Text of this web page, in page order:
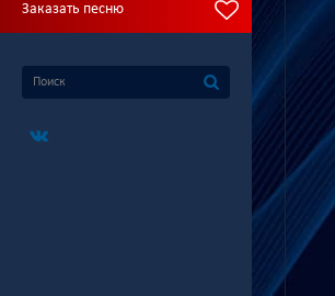
Заказать песню